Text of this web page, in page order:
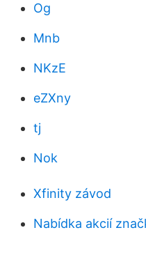
Og
Mnb
NKzE
eZXny
tj
Nok
Xfinity závod
Nabídka akcií